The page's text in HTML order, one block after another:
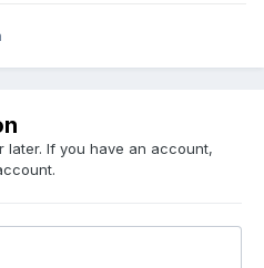
later. If you have an account,